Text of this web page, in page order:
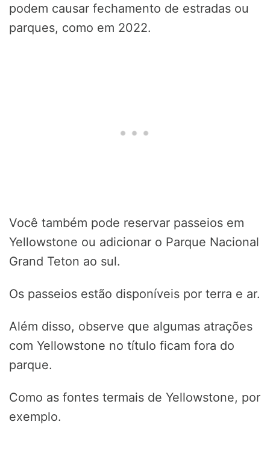
podem causar fechamento de estradas ou
parques, como em 2022.
Você também pode reservar passeios em
Yellowstone ou adicionar o Parque Nacional
Grand Teton ao sul.
Os passeios estão disponíveis por terra e ar.
Além disso, observe que algumas atrações
com Yellowstone no título ficam fora do
parque.
Como as fontes termais de Yellowstone, por
exemplo.